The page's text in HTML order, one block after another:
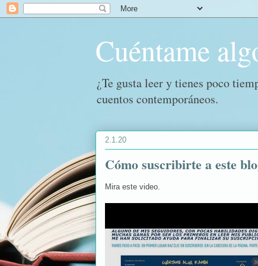
Cuéntame
¿Te gusta leer y tienes poco
cuentos contemporáneos.
2.1.20
Cómo suscribirte a este
Mira este video.